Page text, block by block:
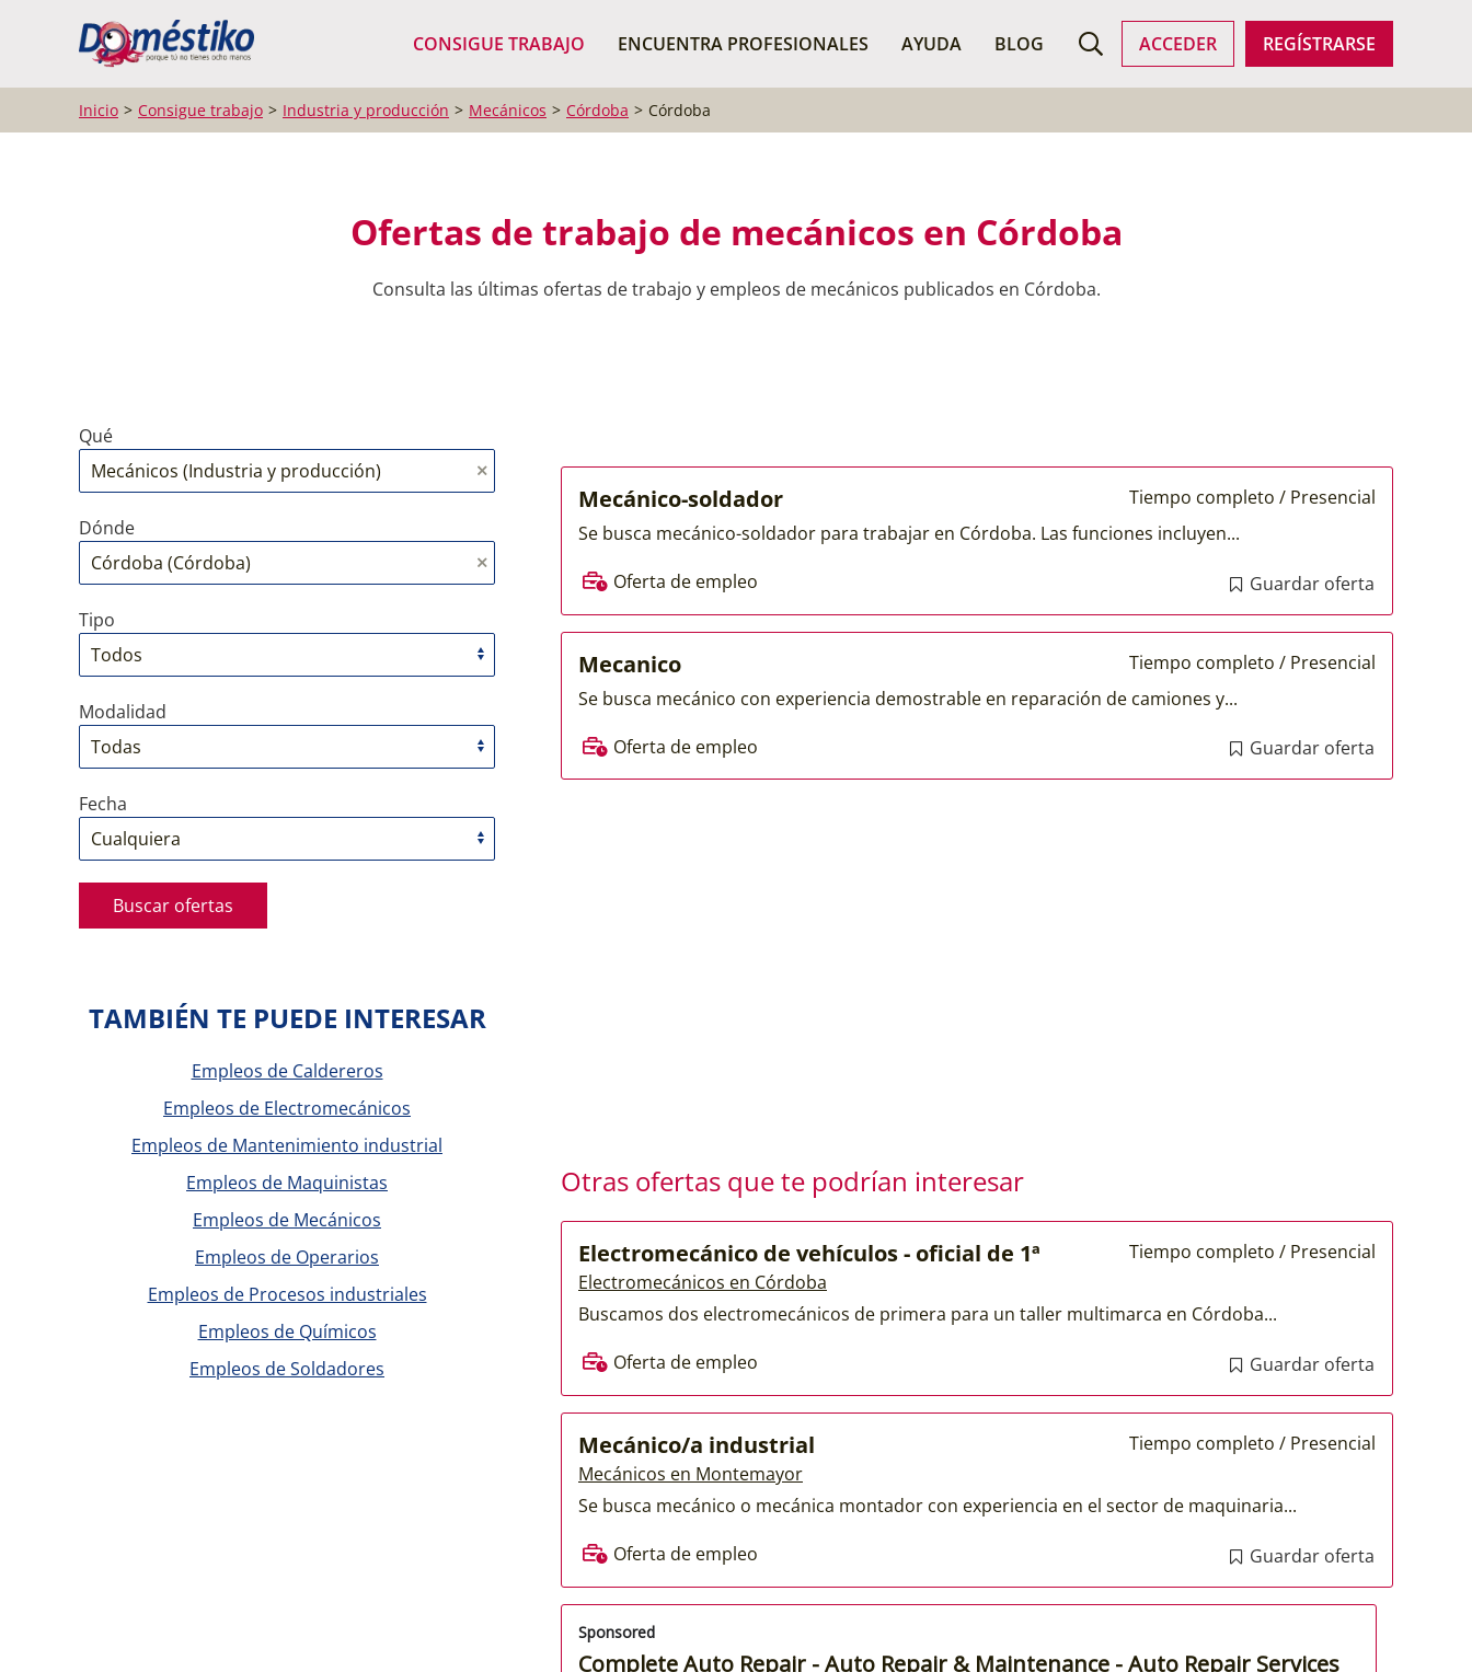
CONSIGUE TRABAJO ENCUENTRA PROFESIONALES AYUDA BLOG ACCEDER REGÍSTRARSE
BUSCAR EMPLEO
Inicio Consigue trabajo Industria y producción Mecánicos Córdoba Córdoba
Ofertas de trabajo de mecánicos en Córdoba
Consulta las últimas ofertas de trabajo y empleos de mecánicos publicados en Córdoba.
Qué
Dónde
Tipo
Modalidad
Fecha
Buscar ofertas
Mecánico-soldador
Tiempo completo / Presencial
Se busca mecánico-soldador para trabajar en Córdoba. Las funciones incluyen...
Oferta de empleo
Guardar oferta
Mecanico
Tiempo completo / Presencial
Se busca mecánico con experiencia demostrable en reparación de camiones y...
Oferta de empleo
Guardar oferta
Otras ofertas que te podrían interesar
Electromecánico de vehículos - oficial de 1ª
Electromecánicos en Córdoba
Tiempo completo / Presencial
Buscamos dos electromecánicos de primera para un taller multimarca en Córdoba...
Oferta de empleo
Guardar oferta
Mecánico/a industrial
Mecánicos en Montemayor
Tiempo completo / Presencial
Se busca mecánico o mecánica montador con experiencia en el sector de maquinaria...
Oferta de empleo
Guardar oferta
TAMBIÉN TE PUEDE INTERESAR
Empleos de Caldereros
Empleos de Electromecánicos
Empleos de Mantenimiento industrial
Empleos de Maquinistas
Empleos de Mecánicos
Empleos de Operarios
Empleos de Procesos industriales
Empleos de Químicos
Empleos de Soldadores